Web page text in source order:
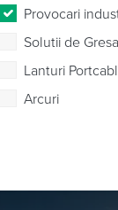
Provocari
Solutii de
Lanturi
Arcuri